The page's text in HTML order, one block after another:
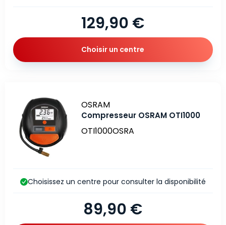
129,90 €
Choisir un centre
Marque
OSRAM
Compresseur OSRAM OTI1000
OTI1000OSRA
89,90 €
Choisissez un centre pour consulter la disponibilité